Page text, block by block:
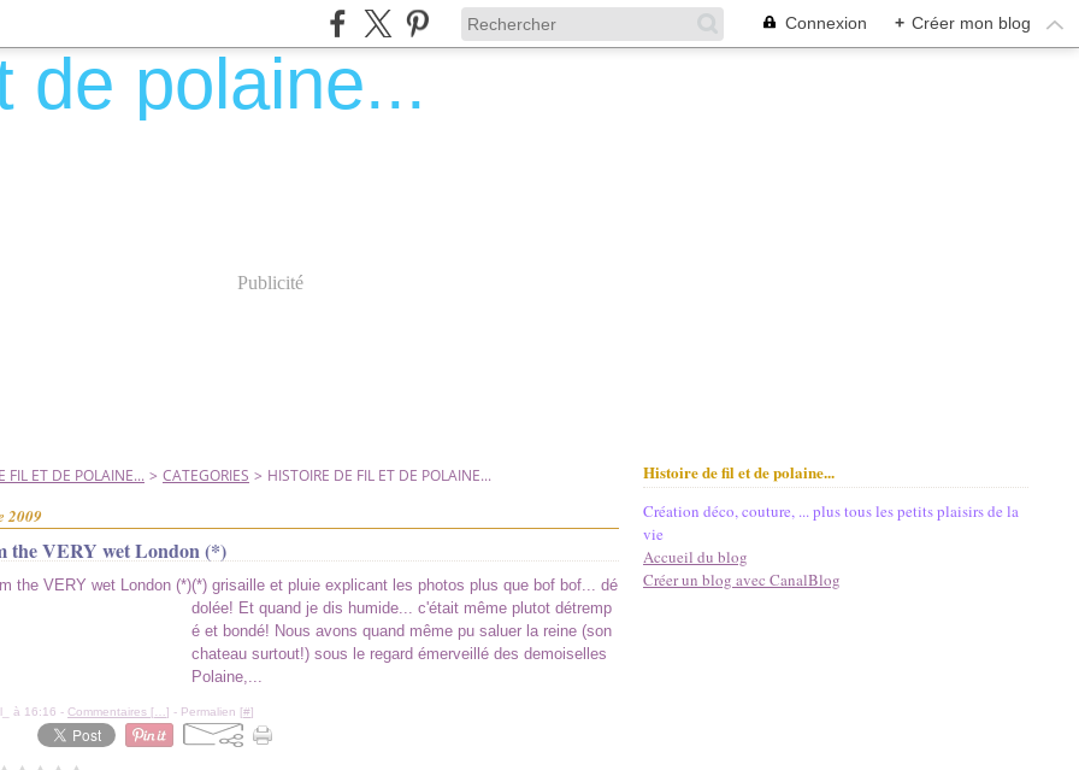
Connexion + Créer mon blog
Publicité
FIL ET DE POLAINE... > CATEGORIES > HISTOIRE DE FIL ET DE POLAINE...
2009
the VERY wet London (*)
(*) grisaille et pluie explicant les photos plus que bof bof... dé
dolée! Et quand je dis humide... c'était même plutot détremp
é et bondé! Nous avons quand même pu saluer la reine (son
chateau surtout!) sous le regard émerveillé des demoiselles
Polaine,...
à 16:16 - Commentaires [ ] - Permalien [#]
Histoire de fil et de polaine...
Création déco, couture, ... plus tous les petits plaisirs de la
vie
Accueil du blog
Créer un blog avec CanalBlog